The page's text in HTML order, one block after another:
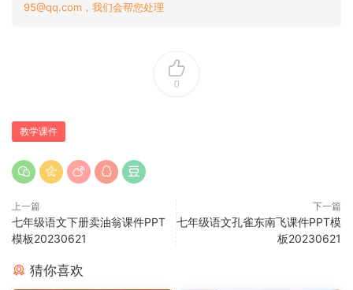
95@qq.com，我们会帮您处理
0
教学课件
上一篇
七年级语文下册卖油翁课件PPT
模板20230621
下一篇
七年级语文孔雀东南飞课件PPT模
板20230621
猜你喜欢